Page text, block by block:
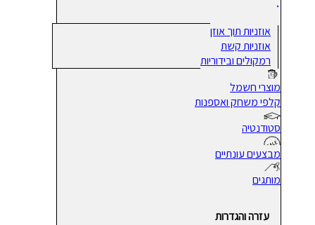
אוזניות תוך אוזן
אוזניות קשת
רמקולים ובידוריות
מוצרי חשמל
קלפי משחק ואספנות
סטודנטיה
מבצעים עונתיים
מותגים
עזרה והגדרות